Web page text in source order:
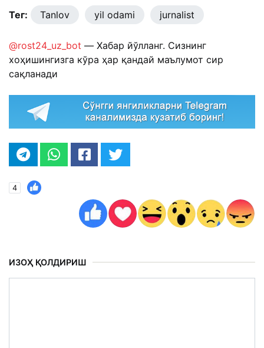
Тег: Tanlov yil odami jurnalist
@rost24_uz_bot — Хабар йўлланг. Сизнинг
хоҳишингизга кўра ҳар қандай маълумот сир
сақланади
4
ИЗОҲ ҚОЛДИРИШ